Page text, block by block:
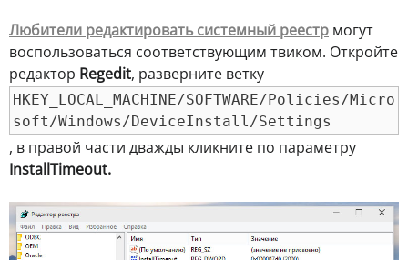
Любители редактировать системный реестр могут
воспользоваться соответствующим твиком. Откройте
редактор Regedit, разверните ветку
HKEY_LOCAL_MACHINE/SOFTWARE/Policies/Micro
soft/Windows/DeviceInstall/Settings
, в правой части дважды кликните по параметру
InstallTimeout.